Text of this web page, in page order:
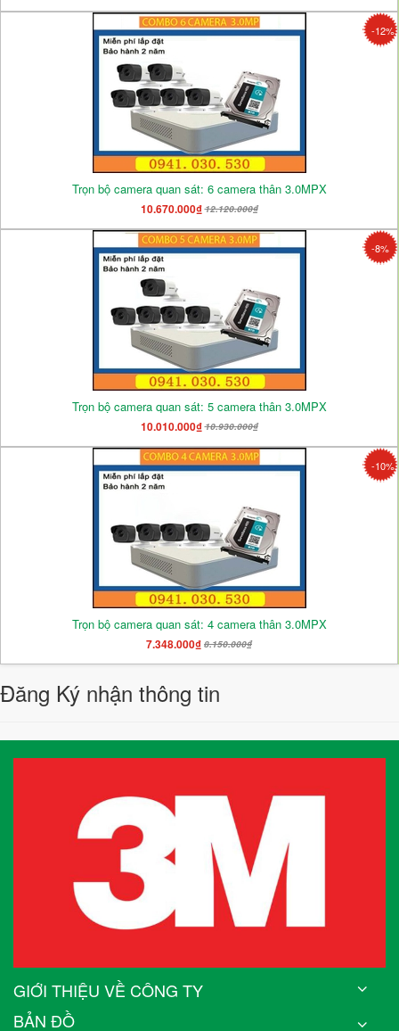
-12%
Trọn bộ camera quan sát: 6 camera thân 3.0MPX
10.670.000₫12.120.000₫
-8%
Trọn bộ camera quan sát: 5 camera thân 3.0MPX
10.010.000₫10.930.000₫
-10%
Trọn bộ camera quan sát: 4 camera thân 3.0MPX
7.348.000₫ 8.150.000₫
Đăng Ký nhận thông tin
GIỚI THIỆU VỀ CÔNG TY
BẢN ĐỒ